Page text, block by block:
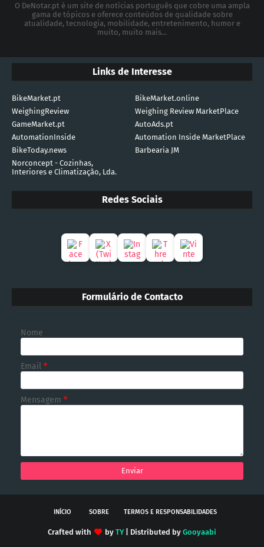
O DeNotar.pt é um site de notícias português que cobre uma ampla
gama de tópicos e oferece conteúdos de qualidade sobre
atualidade, tecnologia, mobilidade, entretenimento, humor e
muito, muito mais...
Links de Interesse
BikeMarket.pt
BikeMarket.online
WeighingReview
Weighing Review MarketPlace
GameMarket.pt
AutoAds.pt
AutomationInside
Automation Inside MarketPlace
BikeToday.news
Barbearia JM
Norconcept - Cozinhas,
Interiores e Climatização, Lda.
Redes Sociais
Formulário de Contacto
Nome
Email *
Mensagem *
INÍCIO SOBRE TERMOS E RESPONSABILIDADES
Crafted with by TY| Distributed by Gooyaabi